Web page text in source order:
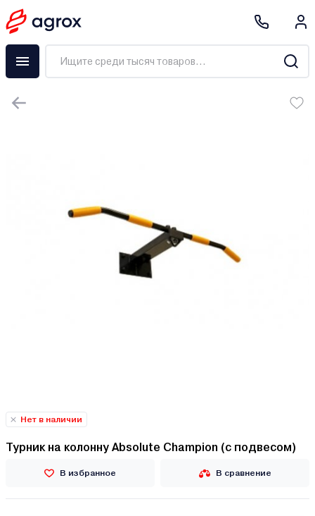
Нет в наличии
Турник на колонну Absolute Champion (с подвесом)
В избранное В сравнение